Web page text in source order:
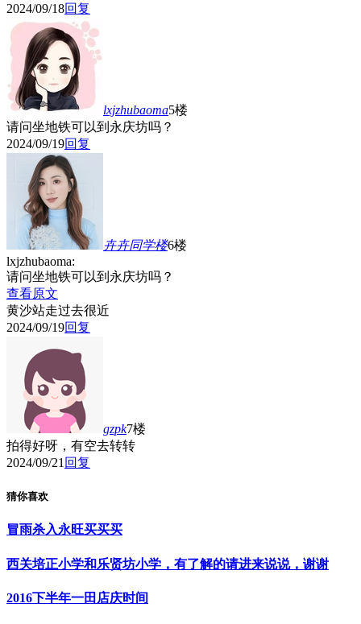
2024/09/18回复
lxjzhubaoma5楼
请问坐地铁可以到永庆坊吗？
2024/09/19回复
卉卉同学楼6楼
lxjzhubaoma:
请问坐地铁可以到永庆坊吗？
查看原文
黄沙站走过去很近
2024/09/19回复
gzpk7楼
拍得好呀，有空去转转
2024/09/21 回复
猜你喜欢
冒雨杀入永旺买买买
西关培正小学和乐贤坊小学，有了解的请进来说说，谢谢
2016下半年一田店庆时间